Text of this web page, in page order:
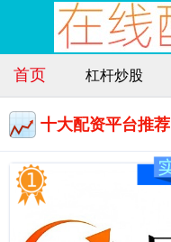
首页 杠杆炒股
十大配资平台推荐